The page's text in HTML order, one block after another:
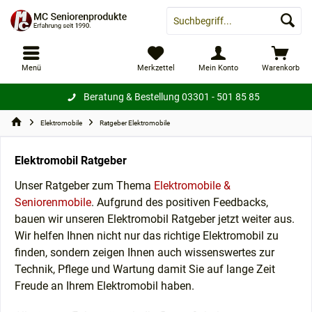
Beratung & Bestellung 03301 - 501 85 85
Warenkorb
Merkzettel Mein Konto
Menü
Elektromobile Ratgeber Elektromobile
Elektromobil Ratgeber
Unser Ratgeber zum Thema Elektromobile &
Seniorenmobile. Aufgrund des positiven Feedbacks,
bauen wir unseren Elektromobil Ratgeber jetzt weiter aus.
Wir helfen Ihnen nicht nur das richtige Elektromobil zu
finden, sondern zeigen Ihnen auch wissenswertes zur
Technik, Pflege und Wartung damit Sie auf lange Zeit
Freude an Ihrem Elektromobil haben.